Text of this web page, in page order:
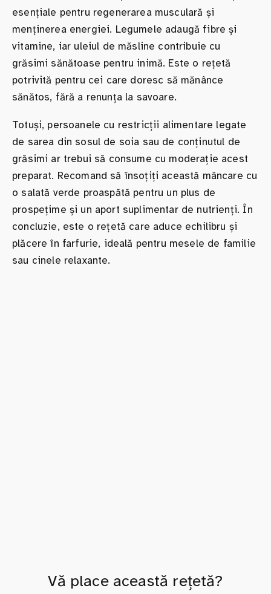
esențiale pentru regenerarea musculară și
menținerea energiei. Legumele adaugă fibre și
vitamine, iar uleiul de măsline contribuie cu
grăsimi sănătoase pentru inimă. Este o rețetă
potrivită pentru cei care doresc să mănânce
sănătos, fără a renunța la savoare.
Totuși, persoanele cu restricții alimentare legate
de sarea din sosul de soia sau de conținutul de
grăsimi ar trebui să consume cu moderație acest
preparat. Recomand să însoțiți această mâncare cu
o salată verde proaspătă pentru un plus de
prospețime și un aport suplimentar de nutrienți. În
concluzie, este o rețetă care aduce echilibru și
plăcere în farfurie, ideală pentru mesele de familie
sau cinele relaxante.
Vă place această rețetă?